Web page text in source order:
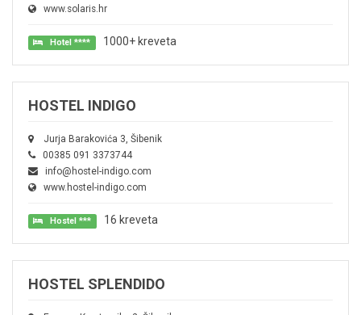
www.solaris.hr
Hotel **** 1000+ kreveta
HOSTEL INDIGO
Jurja Barakovića 3, Šibenik
00385 091 3373744
info@hostel-indigo.com
www.hostel-indigo.com
Hostel *** 16 kreveta
HOSTEL SPLENDIDO